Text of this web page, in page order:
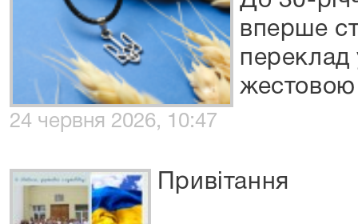
вперше
переклад
24 червня 2026, 10:47
Привітання